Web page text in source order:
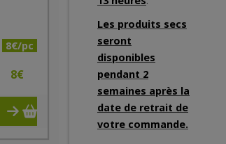
8€/pc
8€
Les produits secs
seront
disponibles
pendant 2
semaines après la
date de retrait de
votre commande.